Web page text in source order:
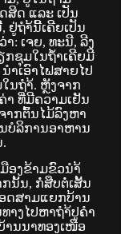
ສິດ ແລະ ເປັນ
ຢູ່ຖຳ້ນີ້ເຄີຍເປັນ
: ເຈຍ, ທະນີ, ລີງ
ກຊຸມໃນຖ້ຳເຄີຍມີ
ຳເອົາໄຟສາຍໄປ
ນຖຳ້. ຫຼັງຈາກ
າ ທີ່ມີຄວາມເຢັນ
າກຕົ້ນໄມ້ລົງຫາ
ບໍລິການອາຫານ
ອງຂ້າມຂົວນຳ້
ນັ້ນ, ກໍ່ສືບຕໍ່ເສັ້ນ
ດສາມແຍກບ້ານ
າງໄປຫາຖຳ້ປູຄຳ
ານນາທອງເໜືອ